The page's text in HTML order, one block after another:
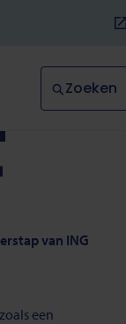
Zoeken
van ING
een